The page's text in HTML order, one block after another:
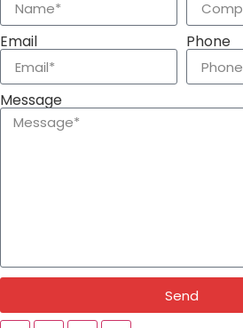
Email Phone
Message
Send